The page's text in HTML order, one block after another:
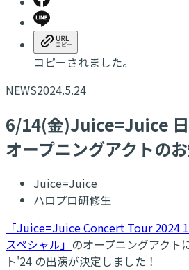
コピーされました。
NEWS2024.5.24
6/14(金)Juice=Juice
オープニングアクトの
Juice=Juice
ハロプロ研修生
「Juice=Juice Concert Tour 2024
スペシャル」 のオープニングアクト
ト'24 の出演が決定しました！